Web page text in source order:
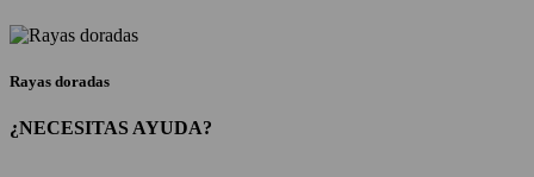
Rayas doradas
¿NECESITAS AYUDA?